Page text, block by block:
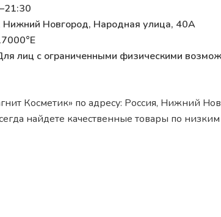
Нижний Новгород, Народная улица, 40А
лиц с ограниченными физическими
Косметик» по адресу: Россия, Нижний
найдете качественные товары по